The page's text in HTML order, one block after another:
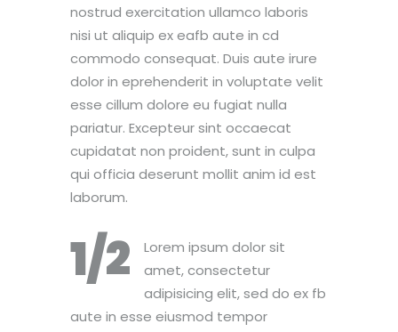
nostrud exercitation ullamco laboris
nisi ut aliquip ex eafb aute in cd
commodo consequat. Duis aute irure
dolor in eprehenderit in voluptate velit
esse cillum dolore eu fugiat nulla
pariatur. Excepteur sint occaecat
cupidatat non proident, sunt in culpa
qui officia deserunt mollit anim id est
laborum.
1/2
Lorem ipsum dolor sit
amet, consectetur
adipisicing elit, sed do ex fb
aute in esse eiusmod tempor